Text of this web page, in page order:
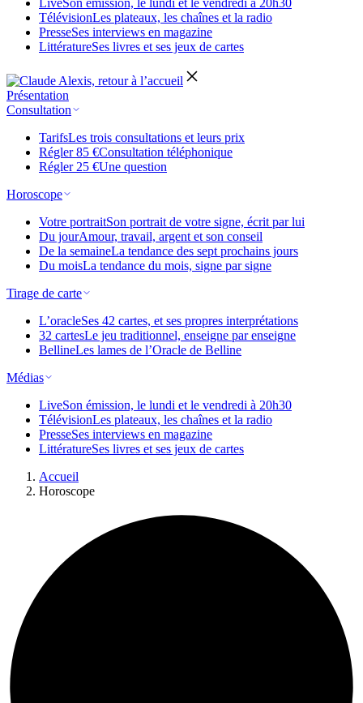
LiveSon émission, le lundi et le vendredi à 20h30
TélévisionLes plateaux, les chaînes et la radio
PresseSes interviews en magazine
LittératureSes livres et ses jeux de cartes
Présentation
Consultation
TarifsLes trois consultations et leurs prix
Régler 85 €Consultation téléphonique
Régler 25 €Une question
Horoscope
Votre portraitSon portrait de votre signe, écrit par lui
Du jourAmour, travail, argent et son conseil
De la semaineLa tendance des sept prochains jours
Du moisLa tendance du mois, signe par signe
Tirage de carte
L’oracleSes 42 cartes, et ses propres interprétations
32 cartesLe jeu traditionnel, enseigne par enseigne
BellineLes lames de l’Oracle de Belline
Médias
LiveSon émission, le lundi et le vendredi à 20h30
TélévisionLes plateaux, les chaînes et la radio
PresseSes interviews en magazine
LittératureSes livres et ses jeux de cartes
Accueil
Horoscope
Bélier
Taureau
Gémeaux
Capricorne
Verseau
Poissons